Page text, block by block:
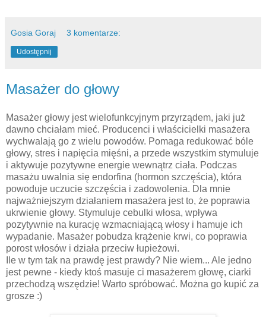
Gosia Goraj 3 komentarze:
Udostępnij
Masażer do głowy
Masażer głowy jest wielofunkcyjnym przyrządem, jaki już
dawno chciałam mieć. Producenci i właścicielki masażera
wychwalają go z wielu powodów. Pomaga redukować bóle
głowy, stres i napięcia mięśni, a przede wszystkim stymuluje
i aktywuje pozytywne energie wewnątrz ciała. Podczas
masażu uwalnia się endorfina (hormon szczęścia), która
powoduje uczucie szczęścia i zadowolenia. Dla mnie
najważniejszym działaniem masażera jest to, że poprawia
ukrwienie głowy. Stymuluje cebulki włosa, wpływa
pozytywnie na kurację wzmacniającą włosy i hamuje ich
wypadanie. Masażer pobudza krążenie krwi, co poprawia
porost włosów i działa przeciw łupieżowi.
Ile w tym tak na prawdę jest prawdy? Nie wiem... Ale jedno
jest pewne - kiedy ktoś masuje ci masażerem głowę, ciarki
przechodzą wszędzie! Warto spróbować. Można go kupić za
grosze :)